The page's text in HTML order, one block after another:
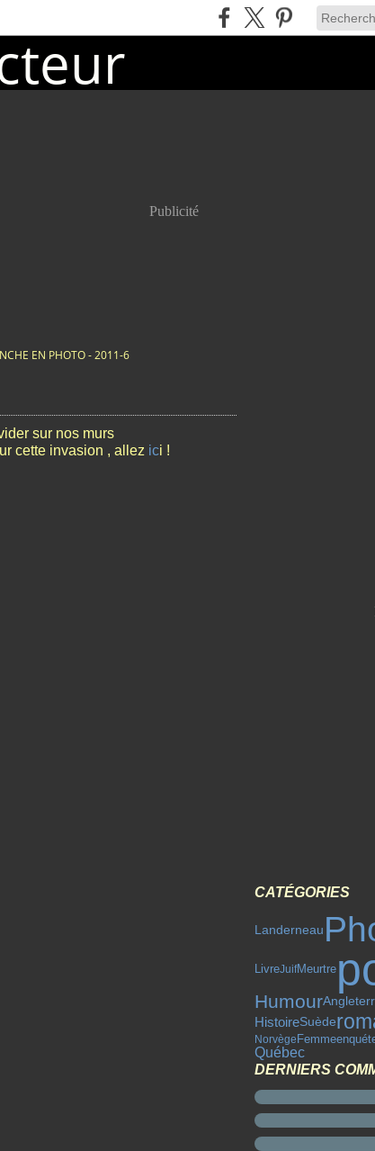
Publicité
EN PHOTO - 2011-6
sur nos murs
cette invasion , allez ici !
CATÉGORIES
Landerneau
LivreJuifMeurtre
Humour
HistoireSuède
Norvège Femme
Québec
DERNIERS